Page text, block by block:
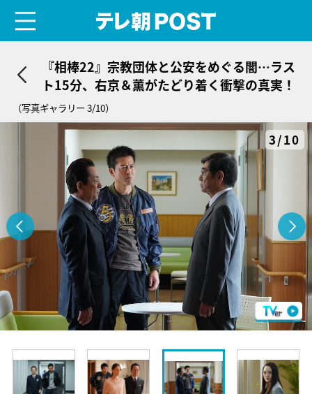
『相棒22』宗教団体と公安をめぐる闇…ラス
ト15分、右京＆薫がたどり着く衝撃の真実！
（写真ギャラリー 3/10）
3/10